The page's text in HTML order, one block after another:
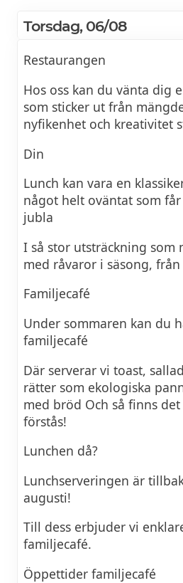
Torsdag, 06/08
Restaurangen
Hos oss kan du vänta dig
som sticker ut från
nyfikenhet och kreativitet
Din
Lunch kan vara en
något helt oväntat som
jubla
I så stor utsträckning som
med råvaror i säsong,
Familjecafé
Under sommaren kan du
familjecafé
Där serverar vi toast,
rätter som ekologiska
med bröd Och så finns
förstås!
Lunchen då?
Lunchserveringen är
augusti!
Till dess erbjuder vi
familjecafé.
Öppettider familjecafé